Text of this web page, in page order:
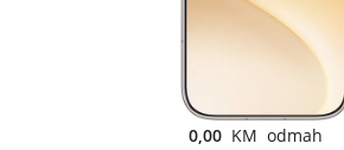
0,00 KM odmah